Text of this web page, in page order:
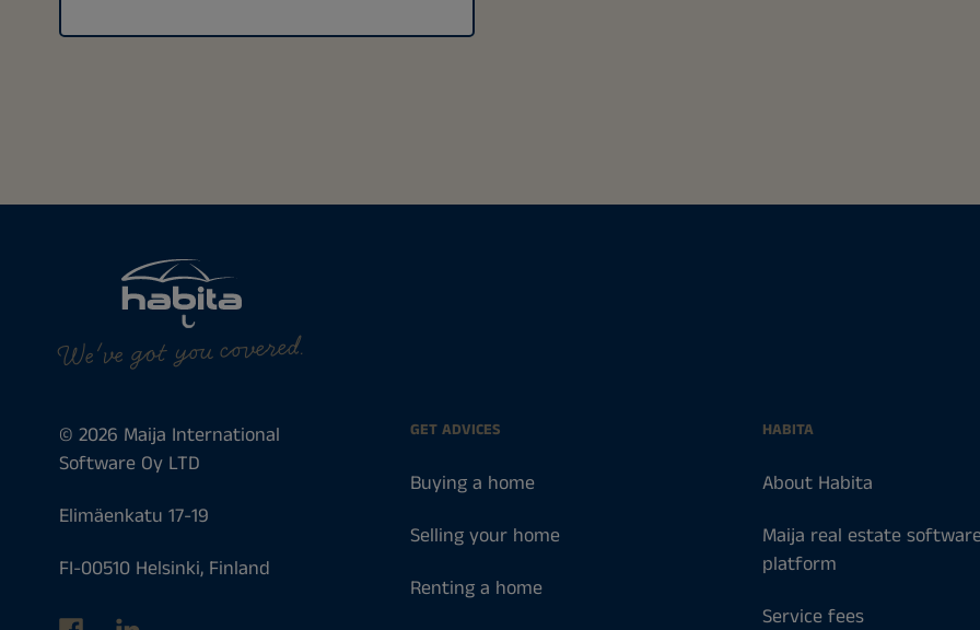
We've got you covered.
GET ADVICES
Buying a home
Selling your home
Renting a home
HABITA
About Habita
Maija real estate
platform
Service fees
© 2026 Maija International
Software Oy LTD
Elimäenkatu 17-19
FI-00510 Helsinki, Finland